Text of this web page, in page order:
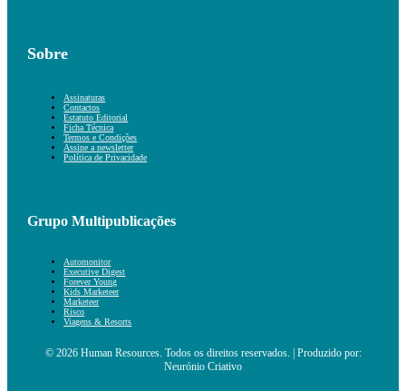
Sobre
Assinaturas
Contactos
Estatuto Editorial
Ficha Técnica
Termos e Condições
Assine a newsletter
Política de Privacidade
Grupo Multipublicações
Automonitor
Executive Digest
Forever Young
Kids Marketeer
Marketeer
Risco
Viagens & Resorts
© 2026 Human Resources. Todos os direitos reservados. | Produzido por:
Neurónio Criativo